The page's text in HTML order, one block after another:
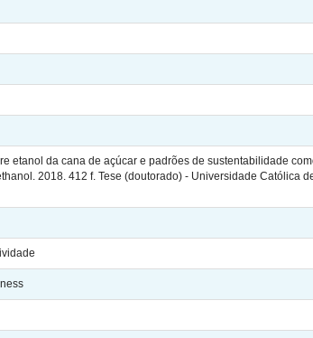
etanol da cana de açúcar e padrões de sustentabilidade
2018. 412 f. Tese (doutorado) - Universidade Católica